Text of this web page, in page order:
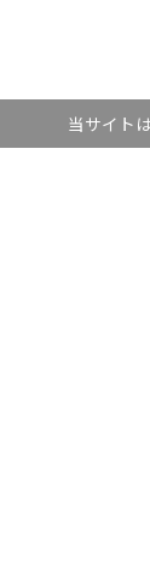
当サイト